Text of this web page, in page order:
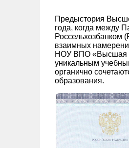
Предыстория
года, когда между
Россельхозбанком
взаимных
НОУ ВПО «Высшая
уникальным
органично
образования.